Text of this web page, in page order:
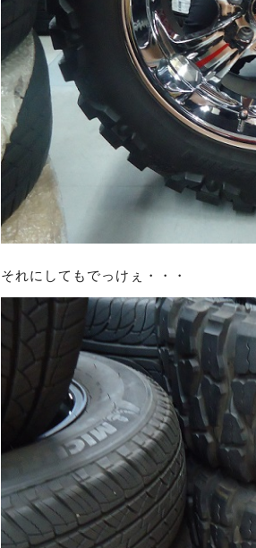
それにしてもでっけぇ・・・